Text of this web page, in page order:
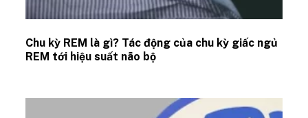
Chu kỳ REM là gì? Tác động của chu kỳ giấc ngủ
REM tới hiệu suất não bộ